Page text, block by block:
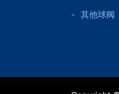
其他球阀